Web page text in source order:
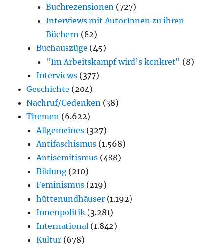
Buchrezensionen (727)
Interviews mit AutorInnen zu ihren
Büchern (82)
Buchauszüge (45)
"Im Arbeitskampf wird’s konkret" (8)
Interviews (377)
Geschichte (204)
Nachruf/Gedenken (38)
Themen (6.622)
Allgemeines (327)
Antifaschismus (1.568)
Antisemitismus (488)
Bildung (210)
Feminismus (219)
hüttenundhäuser (1.192)
Innenpolitik (3.281)
International (1.842)
Kultur (678)